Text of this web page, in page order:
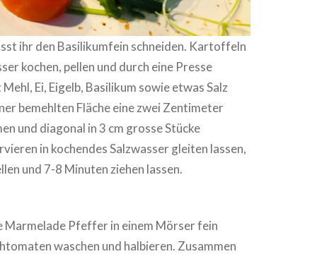
ihr den Basilikumfein schneiden. Kartoffeln
kochen, pellen und durch eine Presse
Ei, Eigelb, Basilikum sowie etwas Salz
bemehlten Fläche eine zwei Zentimeter
und diagonal in 3 cm grosse Stücke
in kochendes Salzwasser gleiten lassen,
und 7-8 Minuten ziehen lassen.
Marmelade Pfeffer in einem Mörser fein
waschen und halbieren. Zusammen